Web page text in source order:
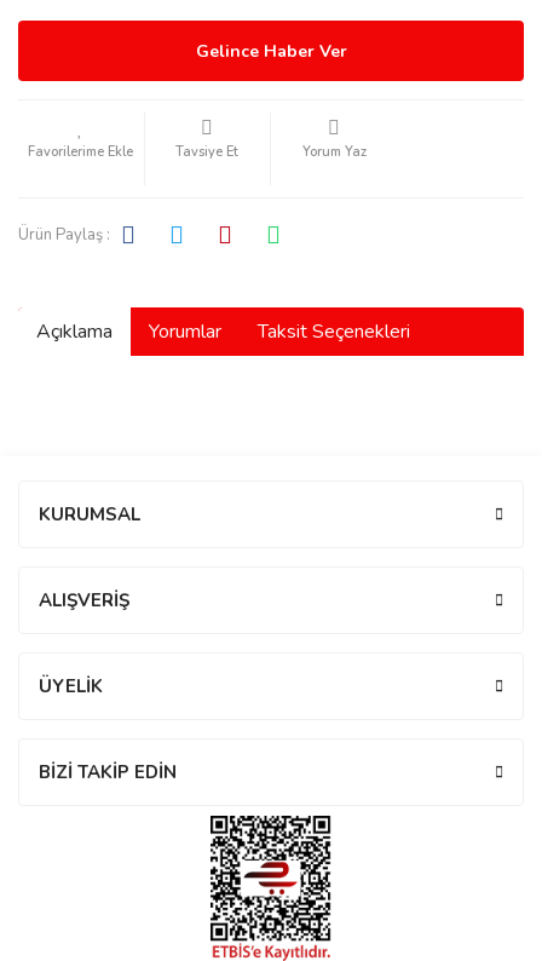
Gelince Haber Ver
Tavsiye Et Yorum Yaz
Ürün Paylaş :
Açıklama Yorumlar Taksit Seçenekleri
KURUMSAL
ALIŞVERİŞ
ÜYELİK
BİZİ TAKİP EDİN